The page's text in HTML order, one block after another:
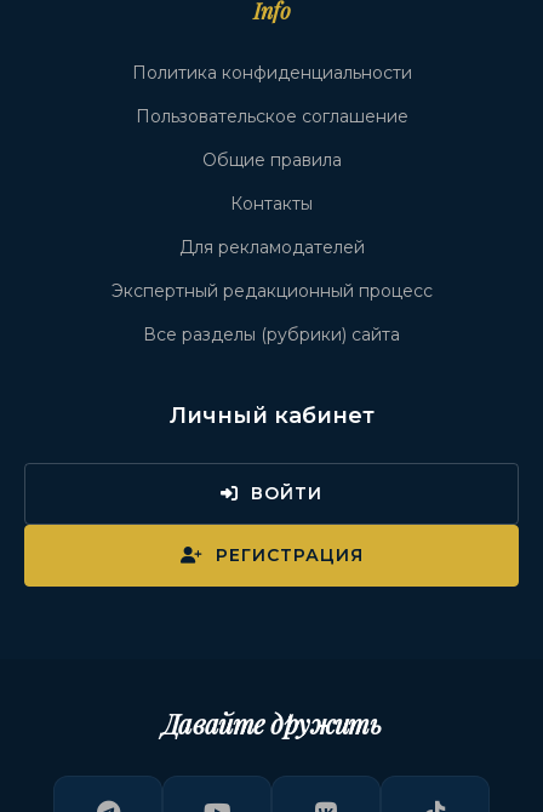
Info
Политика конфиденциальности
Пользовательское соглашение
Общие правила
Контакты
Для рекламодателей
Экспертный редакционный процесс
Все разделы (рубрики) сайта
Личный кабинет
ВОЙТИ
РЕГИСТРАЦИЯ
Давайте дружить